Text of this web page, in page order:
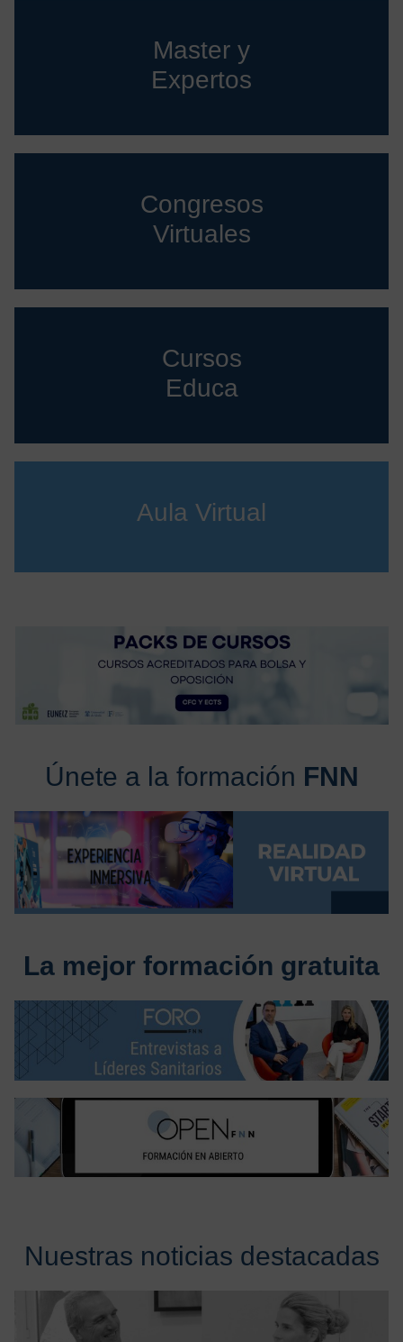
Master y
Expertos
Congresos
Virtuales
Cursos
Educa
Aula Virtual
Únete a la formación FNN
La mejor formación gratuita
Nuestras noticias destacadas